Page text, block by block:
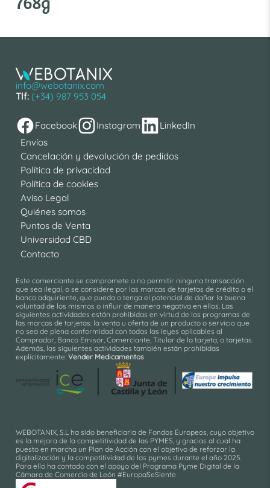
info@webotanix.com
Tlf: (+34) 987 953 054
Facebook Instagram
LinkedIn
Envíos
Cancelación y devolución de pedidos
Política de privacidad
Política de cookies
Aviso Legal
Quiénes somos
Puntos de Venta
Universidad CBD
Contacto
Este comerciante se compromete a no permitir ninguna transacción
que sea ilegal, o se considere por las marcas de tarjetas de crédito o el
banco adquiriente, que pueda o tenga el potencial de dañar la buena
voluntad de los mismos o influir de manera negativa en ellos. Las
siguientes actividades están prohibidas en virtud de los programas de
las marcas de tarjetas: la venta u oferta de un producto o servicio que
no sea de plena conformidad con todas las leyes aplicables al
Comprador, Banco Emisor, Comerciante, Titular de la tarjeta, o tarjetas.
Además, las siguientes actividades también están prohibidas
explícitamente: Vender Medicamentos
WEBOTANIX, S.L ha sido beneficiaria de Fondos Europeos, cuyo objetivo
es la mejora de la competitividad de las PYMES, y gracias al cual ha
puesto en marcha un Plan de Acción con el objetivo de reforzar la
digitalización y la competitividad de las pymes durante el año 2025.
Para ello ha contado con el apoyo del Programa Pyme Digital de la
Cámara de Comercio de León #EuropaSeSiente